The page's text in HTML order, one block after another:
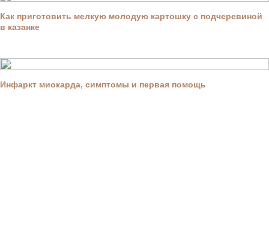
Как приготовить мелкую молодую картошку с подчеревиной
в казанке
Инфаркт миокарда, симптомы и первая помощь